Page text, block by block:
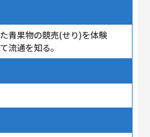
青果物の競売(せり)を体験
流通を知る。